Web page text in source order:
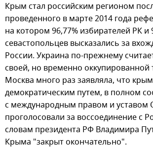
Крым стал российским регионом
проведенного в марте 2014 года
на котором 96,77% избирателей РК и
севастопольцев высказались за
России. Украина по-прежнему
своей, но временно оккупированной
Москва много раз заявляла, что
демократическим путем, в полном
с международным правом и
проголосовали за воссоединение с
словам президента РФ Владимира
Крыма "закрыт окончательно".